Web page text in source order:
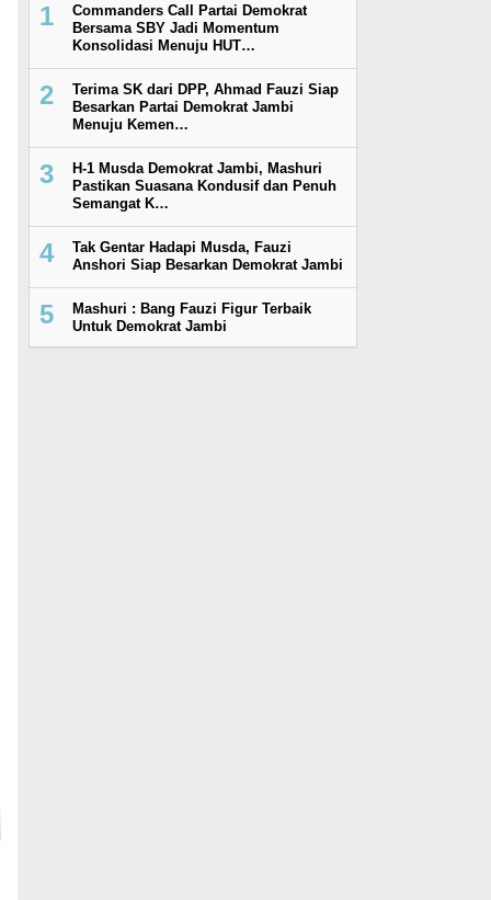
1
Commanders Call Partai Demokrat
Bersama SBY Jadi Momentum
Konsolidasi Menuju HUT…
2
Terima SK dari DPP, Ahmad Fauzi Siap
Besarkan Partai Demokrat Jambi
Menuju Kemen…
3
H-1 Musda Demokrat Jambi, Mashuri
Pastikan Suasana Kondusif dan Penuh
Semangat K…
4
Tak Gentar Hadapi Musda, Fauzi
Anshori Siap Besarkan Demokrat Jambi
5
Mashuri : Bang Fauzi Figur Terbaik
Untuk Demokrat Jambi